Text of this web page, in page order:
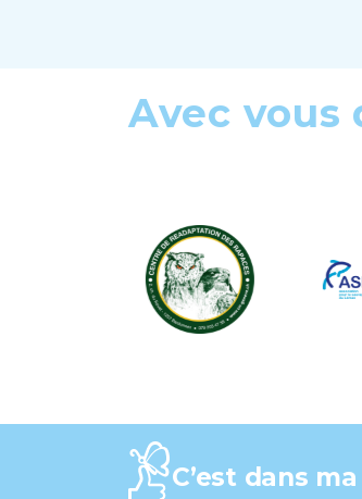
Avec vous
C’est dans